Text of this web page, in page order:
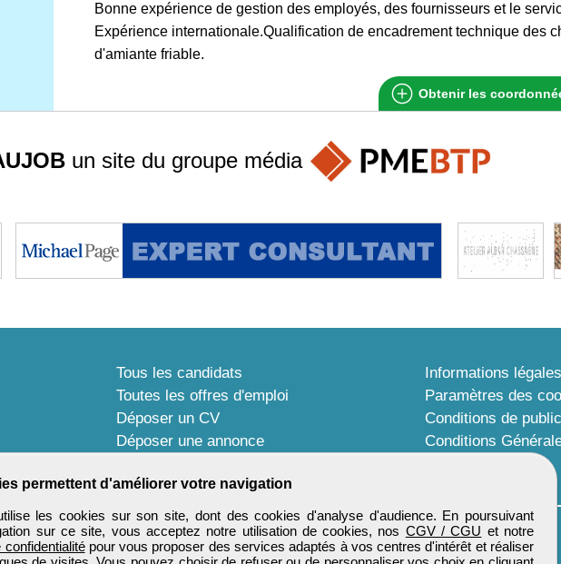
Bonne expérience de gestion des employés, des fournisseurs et le
Expérience internationale.Qualification de encadrement technique des
d'amiante friable.
Obtenir les
permettent d'améliorer votre navigation
les cookies sur son site, dont des cookies d'analyse d'audience. En poursuivant
sur ce site, vous acceptez notre utilisation de cookies, nos CGV / CGU et notre
confidentialitépour vous proposer des services adaptés à vos centres d'intérêt et réaliser
un site du groupe média
Tous les candidats
Toutes les offres d'emploi
Déposer un CV
Déposer une annonce
Informations légales
Paramètres des
Conditions de
Conditions